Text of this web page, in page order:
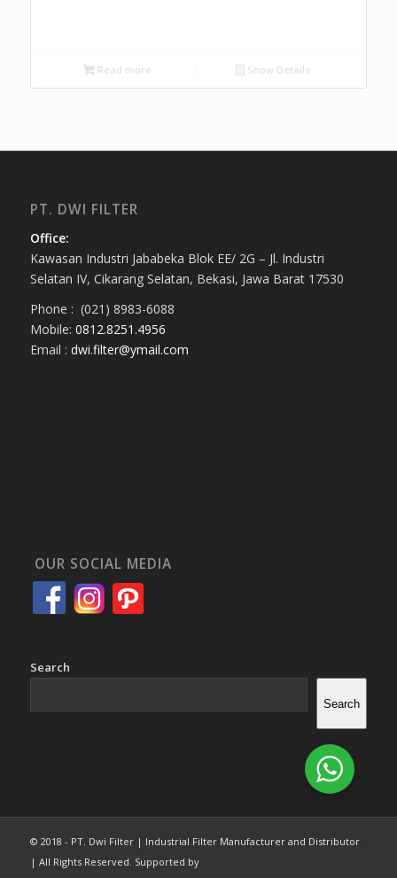
Read more Show Details
PT. DWI FILTER
Office:
Kawasan Industri Jababeka Blok EE/ 2G – Jl. Industri
Selatan IV, Cikarang Selatan, Bekasi, Jawa Barat 17530
Phone : (021) 8983-6088
Mobile: 0812.8251.4956
Email : dwi.filter@ymail.com
OUR SOCIAL MEDIA
Search
Search
© 2018 - PT. Dwi Filter | Industrial Filter Manufacturer and Distributor
| All Rights Reserved. Supported by